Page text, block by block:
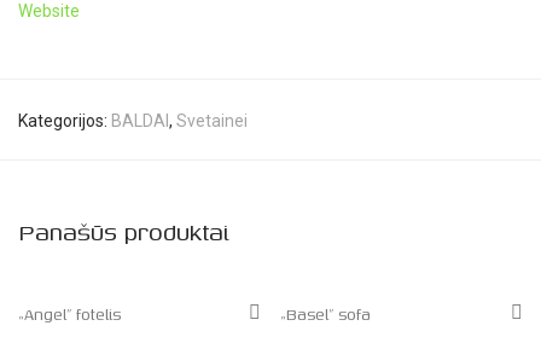
Website
Kategorijos: BALDAI, Svetainei
Panašūs produktai
„Angel” fotelis „Basel” sofa